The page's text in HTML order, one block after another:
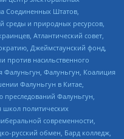
Соединенных Штатов,
и природных ресурсов,
Атлантический совет,
Джеймстаунский фонд,
против насильственного
Фалуньгун, Фалуньгун, Коалиция
Фалуньгун в Китае,
преследований Фалуньгун,
школ политических
современности,
русский обмен, Бард колледж,